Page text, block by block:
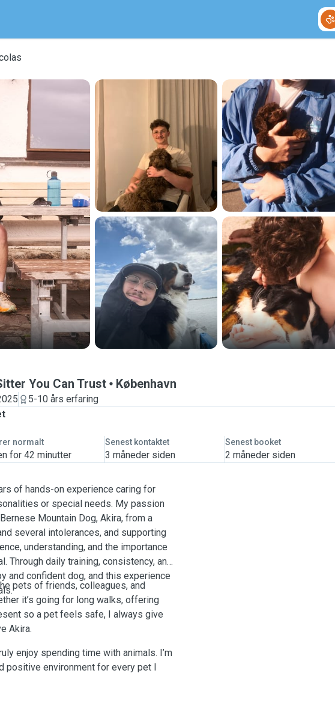
You Can Trust København
5-10 års erfaring
normalt
for 42 minutter
Senest kontaktet
3 måneder siden
Senest booket
2 måneder siden
of hands-on experience caring for
or special needs. My passion
Mountain Dog, Akira, from a
several intolerances, and supporting
understanding, and the importance
Through daily training, consistency, and
and confident dog, and this experience
pets of friends, colleagues, and
it’s going for long walks, offering
so a pet feels safe, I always give
Akira.
enjoy spending time with animals. I’m
positive environment for every pet I